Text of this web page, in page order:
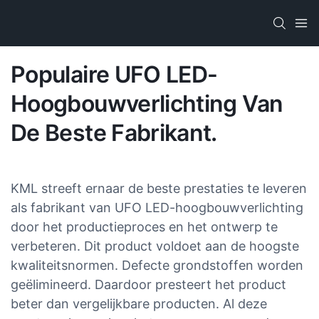
Populaire UFO LED-
Hoogbouwverlichting Van
De Beste Fabrikant.
KML streeft ernaar de beste prestaties te leveren
als fabrikant van UFO LED-hoogbouwverlichting
door het productieproces en het ontwerp te
verbeteren. Dit product voldoet aan de hoogste
kwaliteitsnormen. Defecte grondstoffen worden
geëlimineerd. Daardoor presteert het product
beter dan vergelijkbare producten. Al deze